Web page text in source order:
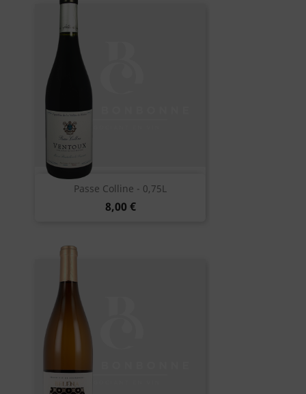
Passe Colline - 0,75L
8,00 €